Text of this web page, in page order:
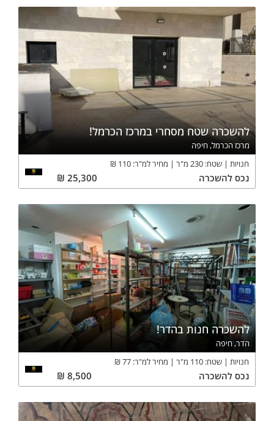
להשכרה שטח מסחרי במרכז הכרמל!
מרכז הכרמל, חיפה
חנויות
שטח: 230 מ"ר מחיר למ"ר: 110
₪
נכס להשכרה 25,300
₪
להשכרה חנות בהדר!
הדר, חיפה
חנויות
שטח: 110 מ"ר מחיר למ"ר: 77
₪
נכס להשכרה 8,500
₪